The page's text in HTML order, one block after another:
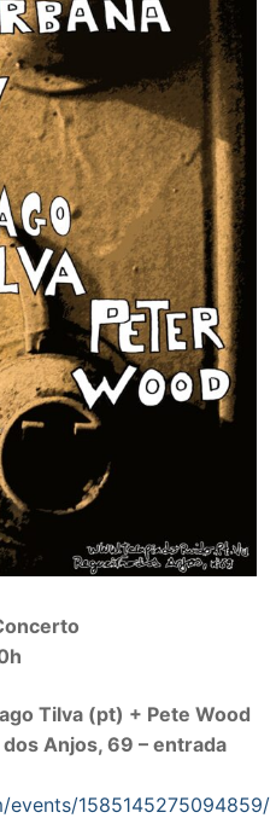
Tilva (pt) + Pete Wood
Anjos, 69 – entrada
1585145275094859/